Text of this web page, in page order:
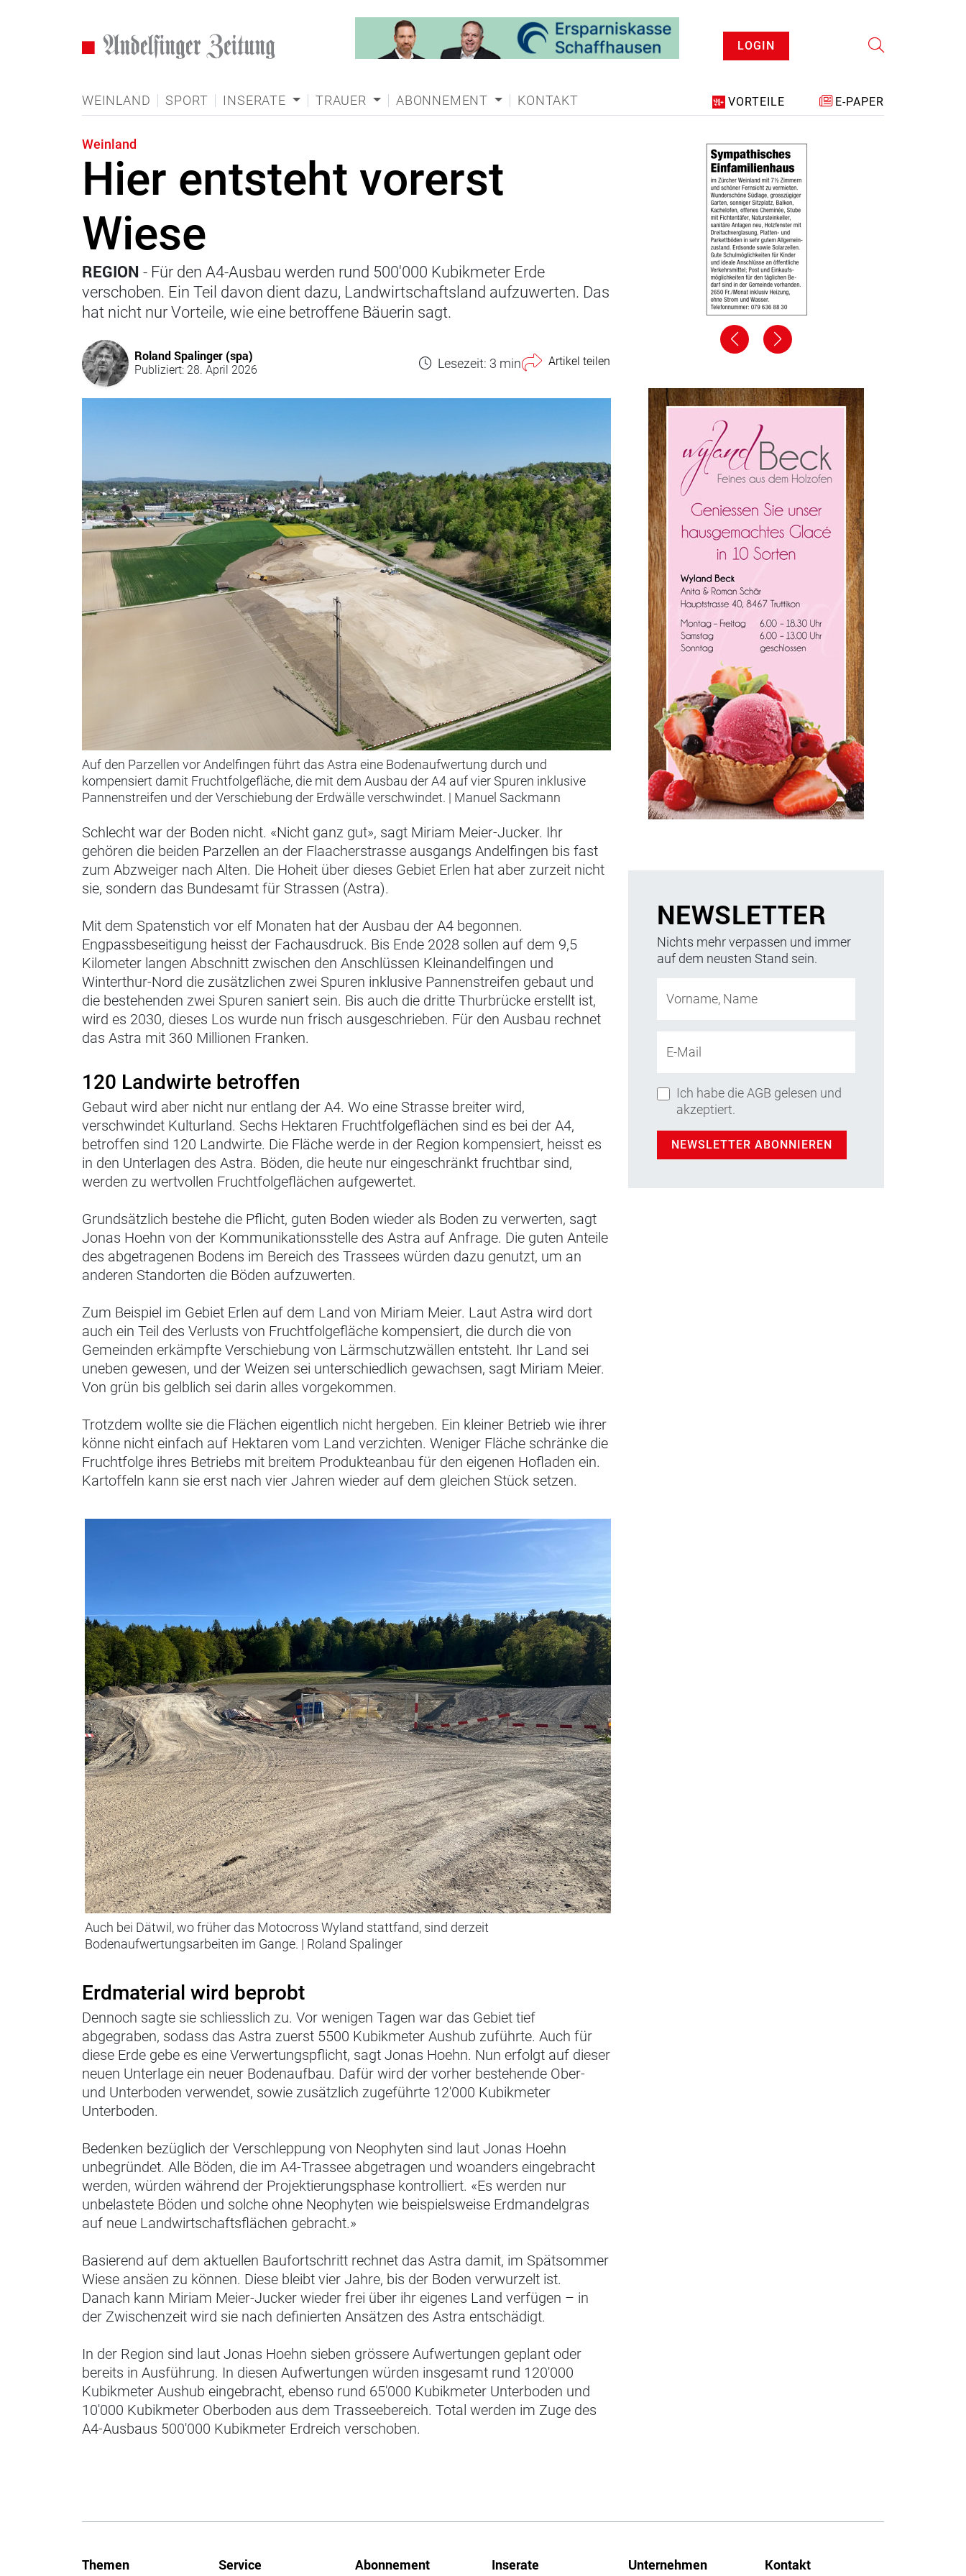
LOGIN
WEINLAND SPORT INSERATE TRAUER ABONNEMENT KONTAKT VORTEILE E-PAPER
Weinland
Hier entsteht vorerst
Wiese
REGION - Für den A4-Ausbau werden rund 500'000 Kubikmeter Erde
verschoben. Ein Teil davon dient dazu, Landwirtschaftsland aufzuwerten. Das
hat nicht nur Vorteile, wie eine betroffene Bäuerin sagt.
Roland Spalinger (spa)
Publiziert: 28. April 2026 Lesezeit: 3 min Artikel teilen
Auf den Parzellen vor Andelfingen führt das Astra eine Bodenaufwertung durch und
kompensiert damit Fruchtfolgefläche, die mit dem Ausbau der A4 auf vier Spuren inklusive
Pannenstreifen und der Verschiebung der Erdwälle verschwindet. | Manuel Sackmann
Schlecht war der Boden nicht. «Nicht ganz gut», sagt Miriam Meier-Jucker. Ihr
gehören die beiden Parzellen an der Flaacherstrasse ausgangs Andelfingen bis fast
zum Abzweiger nach Alten. Die Hoheit über dieses Gebiet Erlen hat aber zurzeit nicht
sie, sondern das Bundesamt für Strassen (Astra).
Mit dem Spatenstich vor elf Monaten hat der Ausbau der A4 begonnen.
Engpassbeseitigung heisst der Fachausdruck. Bis Ende 2028 sollen auf dem 9,5
Kilometer langen Abschnitt zwischen den Anschlüssen Kleinandelfingen und
Winterthur-Nord die zusätzlichen zwei Spuren inklusive Pannenstreifen gebaut und
die bestehenden zwei Spuren saniert sein. Bis auch die dritte Thurbrücke erstellt ist,
wird es 2030, dieses Los wurde nun frisch ausgeschrieben. Für den Ausbau rechnet
das Astra mit 360 Millionen Franken.
120 Landwirte betroffen
Gebaut wird aber nicht nur entlang der A4. Wo eine Strasse breiter wird,
verschwindet Kulturland. Sechs Hektaren Fruchtfolgeflächen sind es bei der A4,
betroffen sind 120 Landwirte. Die Fläche werde in der Region kompensiert, heisst es
in den Unterlagen des Astra. Böden, die heute nur eingeschränkt fruchtbar sind,
werden zu wertvollen Fruchtfolgeflächen aufgewertet.
Grundsätzlich bestehe die Pflicht, guten Boden wieder als Boden zu verwerten, sagt
Jonas Hoehn von der Kommunikationsstelle des Astra auf Anfrage. Die guten Anteile
des abgetragenen Bodens im Bereich des Trassees würden dazu genutzt, um an
anderen Standorten die Böden aufzuwerten.
Zum Beispiel im Gebiet Erlen auf dem Land von Miriam Meier. Laut Astra wird dort
auch ein Teil des Verlusts von Fruchtfolgefläche kompensiert, die durch die von
Gemeinden erkämpfte Verschiebung von Lärmschutzwällen entsteht. Ihr Land sei
uneben gewesen, und der Weizen sei unterschiedlich gewachsen, sagt Miriam Meier.
Von grün bis gelblich sei darin alles vorgekommen.
Trotzdem wollte sie die Flächen eigentlich nicht hergeben. Ein kleiner Betrieb wie ihrer
könne nicht einfach auf Hektaren vom Land verzichten. Weniger Fläche schränke die
Fruchtfolge ihres Betriebs mit breitem Produkteanbau für den eigenen Hofladen ein.
Kartoffeln kann sie erst nach vier Jahren wieder auf dem gleichen Stück setzen.
Auch bei Dätwil, wo früher das Motocross Wyland stattfand, sind derzeit
Bodenaufwertungsarbeiten im Gange. | Roland Spalinger
Erdmaterial wird beprobt
Dennoch sagte sie schliesslich zu. Vor wenigen Tagen war das Gebiet tief
abgegraben, sodass das Astra zuerst 5500 Kubikmeter Aushub zuführte. Auch für
diese Erde gebe es eine Verwertungspflicht, sagt Jonas Hoehn. Nun erfolgt auf dieser
neuen Unterlage ein neuer Bodenaufbau. Dafür wird der vorher bestehende Ober-
und Unterboden verwendet, sowie zusätzlich zugeführte 12'000 Kubikmeter
Unterboden.
Bedenken bezüglich der Verschleppung von Neophyten sind laut Jonas Hoehn
unbegründet. Alle Böden, die im A4-Trassee abgetragen und woanders eingebracht
werden, würden während der Projektierungsphase kontrolliert. «Es werden nur
unbelastete Böden und solche ohne Neophyten wie beispielsweise Erdmandelgras
auf neue Landwirtschaftsflächen gebracht.»
Basierend auf dem aktuellen Baufortschritt rechnet das Astra damit, im Spätsommer
Wiese ansäen zu können. Diese bleibt vier Jahre, bis der Boden verwurzelt ist.
Danach kann Miriam Meier-Jucker wieder frei über ihr eigenes Land verfügen – in
der Zwischenzeit wird sie nach definierten Ansätzen des Astra entschädigt.
In der Region sind laut Jonas Hoehn sieben grössere Aufwertungen geplant oder
bereits in Ausführung. In diesen Aufwertungen würden insgesamt rund 120'000
Kubikmeter Aushub eingebracht, ebenso rund 65'000 Kubikmeter Unterboden und
10'000 Kubikmeter Oberboden aus dem Trasseebereich. Total werden im Zuge des
A4-Ausbaus 500'000 Kubikmeter Erdreich verschoben.
NEWSLETTER
Nichts mehr verpassen und immer
auf dem neusten Stand sein.
Vorname, Name
E-Mail
Ich habe die AGB gelesen und
akzeptiert.
NEWSLETTER ABONNIEREN
Themen Service Abonnement Inserate Unternehmen Kontakt